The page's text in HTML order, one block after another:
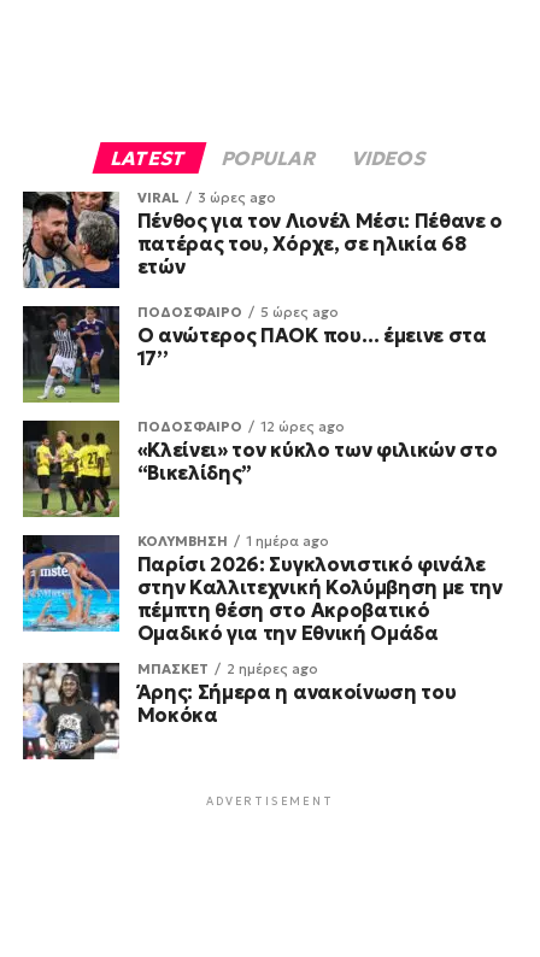
LATEST POPULAR VIDEOS
VIRAL 3 ώρες ago
Πένθος για τον Λιονέλ Μέσι: Πέθανε ο
πατέρας του, Χόρχε, σε ηλικία 68
ετών
ΠΟΔΟΣΦΑΙΡΟ 5 ώρες ago
Ο ανώτερος ΠΑΟΚ που… έμεινε στα
17’’
ΠΟΔΟΣΦΑΙΡΟ 12 ώρες ago
«Κλείνει» τον κύκλο των φιλικών στο
“Βικελίδης”
ΚΟΛΥΜΒΗΣΗ 1 ημέρα ago
Παρίσι 2026: Συγκλονιστικό φινάλε
στην Καλλιτεχνική Κολύμβηση με την
πέμπτη θέση στο Ακροβατικό
Ομαδικό για την Εθνική Ομάδα
ΜΠΑΣΚΕΤ 2 ημέρες ago
Άρης: Σήμερα η ανακοίνωση του
Μοκόκα
ADVERTISEMENT